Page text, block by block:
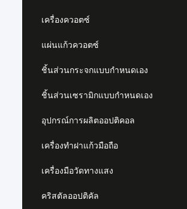
เครื่องควอตซ์
แผ่นแก้วควอตซ์
ชิ้นส่วนกระจกแบบกำหนดเอง
ชิ้นส่วนเซรามิกแบบกำหนดเอง
อุปกรณ์การผลิตออปติคอล
เครื่องทำฝาแก้วมือถือ
เครื่องมือวัดทางแสง
คริสตัลออปติคัล